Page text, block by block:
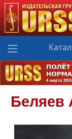
Беляев